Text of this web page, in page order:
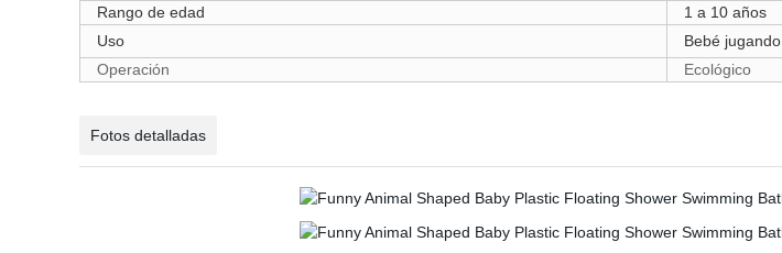
Rango de edad
1 a 10 años
Uso
Bebé jugando
Operación
Ecológico
Fotos detalladas